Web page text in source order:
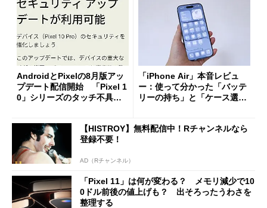
AndroidとPixelの8月版アッ
プデート配信開始 「Pixel 1
0」シリーズのタッチ不具合
「iPhone Air」本音レビュ
ー：使って分かった「バッテ
リーの持ち」と「ケース選
【HISTROY】無料配信中！Rチャンネルなら
登録不要！
AD（Rチャンネル）
「Pixel 11」は何が変わる？ メモリ減少で10
0ドル前後の値上げも？ 出そろったうわさを
整理する